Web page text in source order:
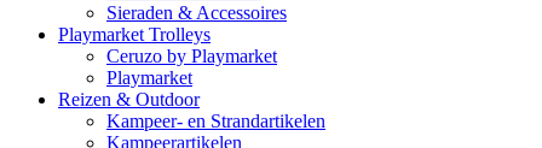
Sieraden & Accessoires
Playmarket Trolleys
Ceruzo by Playmarket
Playmarket
Reizen & Outdoor
Kampeer- en Strandartikelen
Kampeerartikelen